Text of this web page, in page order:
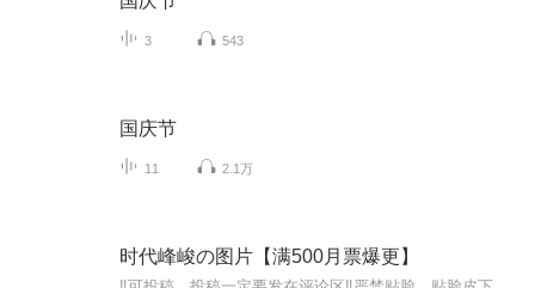
3 543
国庆节
11 2.1万
时代峰峻の图片【满500月票爆更】